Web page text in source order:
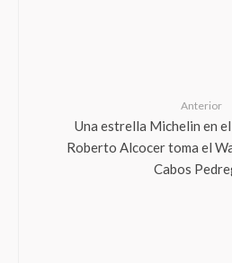
Anterior
Una estrella Michelin en
Roberto Alcocer toma el
Cabos